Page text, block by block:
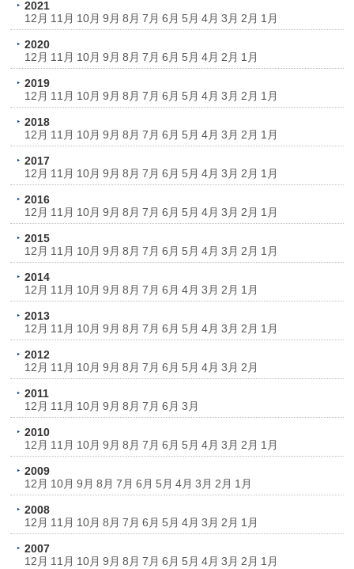
2021
12月 11月 10月 9月 8月 7月 6月 5月 4月 3月 2月 1月
2020
12月 11月 10月 9月 8月 7月 6月 5月 4月 2月 1月
2019
12月 11月 10月 9月 8月 7月 6月 5月 4月 3月 2月 1月
2018
12月 11月 10月 9月 8月 7月 6月 5月 4月 3月 2月 1月
2017
12月 11月 10月 9月 8月 7月 6月 5月 4月 3月 2月 1月
2016
12月 11月 10月 9月 8月 7月 6月 5月 4月 3月 2月 1月
2015
12月 11月 10月 9月 8月 7月 6月 5月 4月 3月 2月 1月
2014
12月 11月 10月 9月 8月 7月 6月 4月 3月 2月 1月
2013
12月 11月 10月 9月 8月 7月 6月 5月 4月 3月 2月 1月
2012
12月 11月 10月 9月 8月 7月 6月 5月 4月 3月 2月
2011
12月 11月 10月 9月 8月 7月 6月 3月
2010
12月 11月 10月 9月 8月 7月 6月 5月 4月 3月 2月 1月
2009
12月 10月 9月 8月 7月 6月 5月 4月 3月 2月 1月
2008
12月 11月 10月 8月 7月 6月 5月 4月 3月 2月 1月
2007
12月 11月 10月 9月 8月 7月 6月 5月 4月 3月 2月 1月